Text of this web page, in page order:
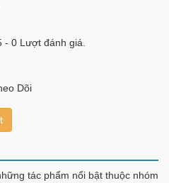
- 0 Lượt đánh giá.
Dõi
tác phẩm nổi bật thuộc nhóm